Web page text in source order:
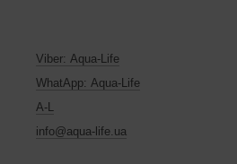
Viber: Aqua-Life
WhatApp: Aqua-Life
A-L
info@aqua-life.ua